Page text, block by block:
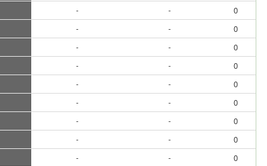
- -
0
- -
0
- -
0
- -
0
- -
0
- -
0
- -
0
- -
0
- -
0